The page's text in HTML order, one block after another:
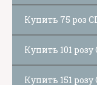
Купить 75 роз
Купить 101 розу
Купить 151 розу